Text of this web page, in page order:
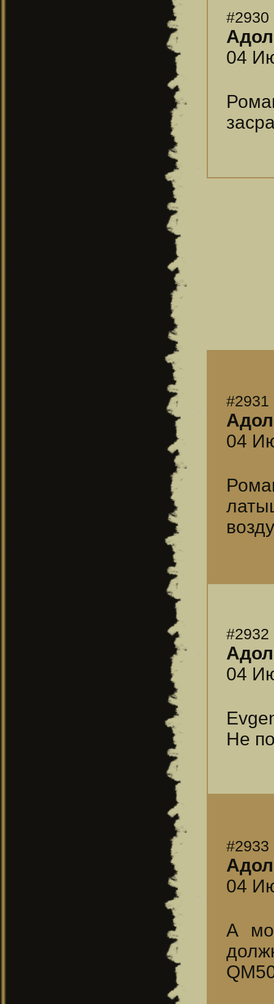
#2930
04
#2931
04
#2932
04
Не
#2933
04
А